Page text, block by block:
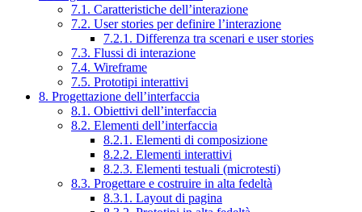
7.1. Caratteristiche dell’interazione
7.2. User stories per definire l’interazione
7.2.1. Differenza tra scenari e user stories
7.3. Flussi di interazione
7.4. Wireframe
7.5. Prototipi interattivi
8. Progettazione dell’interfaccia
8.1. Obiettivi dell’interfaccia
8.2. Elementi dell’interfaccia
8.2.1. Elementi di composizione
8.2.2. Elementi interattivi
8.2.3. Elementi testuali (microtesti)
8.3. Progettare e costruire in alta fedeltà
8.3.1. Layout di pagina